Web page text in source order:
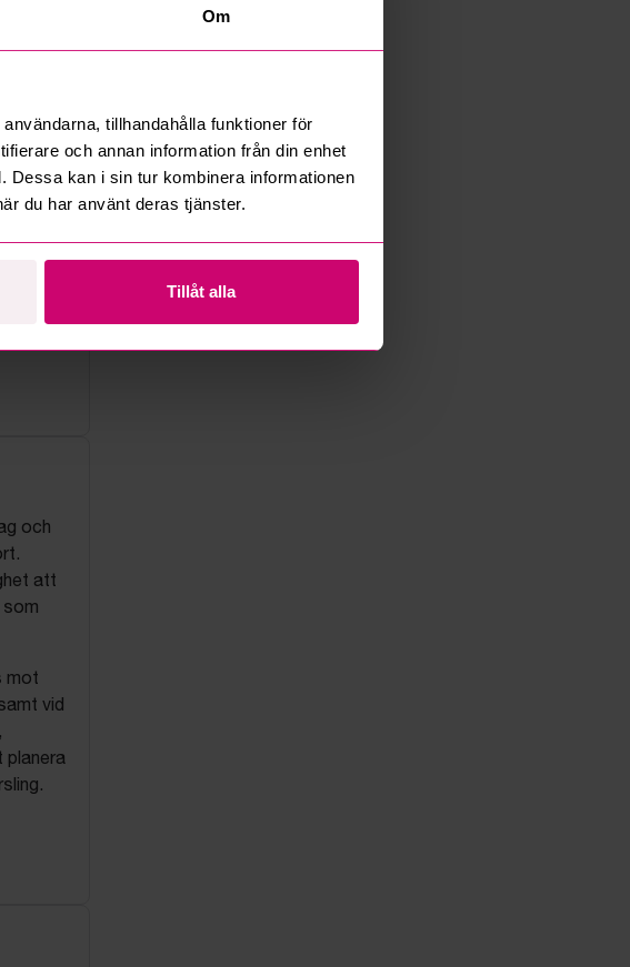
Om
tillhandahålla funktioner för
och annan information från din enhet
Dessa kan i sin tur kombinera informationen
du har använt deras tjänster.
Tillåt alla
och
att
som
mot
vid
planera